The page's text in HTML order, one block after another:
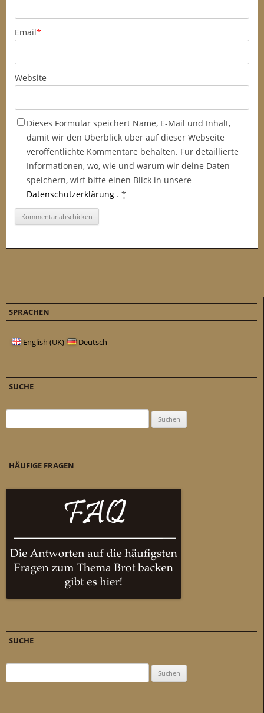
Email*
Website
Dieses Formular speichert Name, E-Mail und Inhalt,
damit wir den Überblick über auf dieser Webseite
veröffentlichte Kommentare behalten. Für detaillierte
Informationen, wo, wie und warum wir deine Daten
speichern, wirf bitte einen Blick in unsere
Datenschutzerklärung . *
SPRACHEN
English (UK) Deutsch
SUCHE
HÄUFIGE FRAGEN
SUCHE